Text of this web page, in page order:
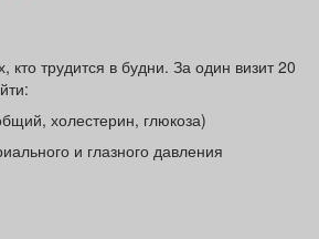
Поздравления Погода
кто трудится в будни. За один визит 20
холестерин, глюкоза)
и глазного давления